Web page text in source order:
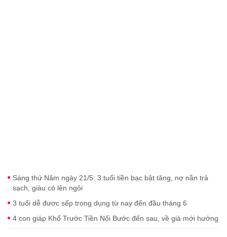
Sáng thứ Năm ngày 21/5: 3 tuổi tiền bạc bật tăng, nợ nần trả
sạch, giàu có lên ngôi
3 tuổi dễ được sếp trọng dụng từ nay đến đầu tháng 6
4 con giáp Khổ Trước Tiền Nối Bước đến sau, về già mới hưởng